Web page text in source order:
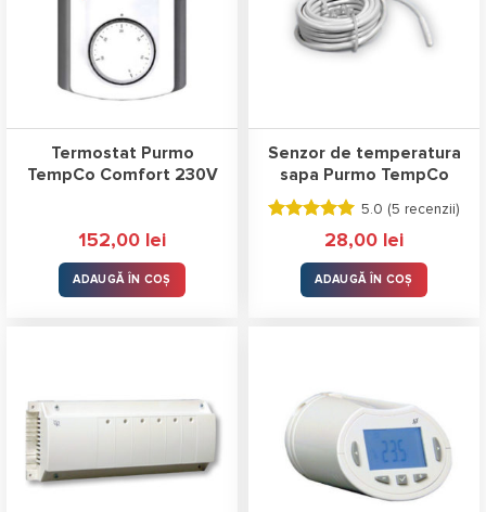
Termostat Purmo
TempCo Comfort 230V
152,00 lei
ADAUGĂ ÎN COȘ
Senzor de temperatura
sapa Purmo TempCo
Evaluat la
stele
din 5
5.0 (5 recenzii)
28,00 lei
ADAUGĂ ÎN COȘ